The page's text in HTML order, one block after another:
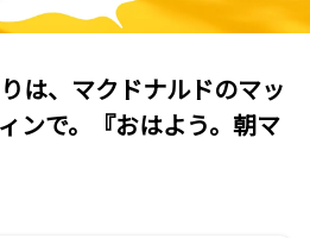
は、マクドナルドのマッ
ンで。『おはよう。朝マ